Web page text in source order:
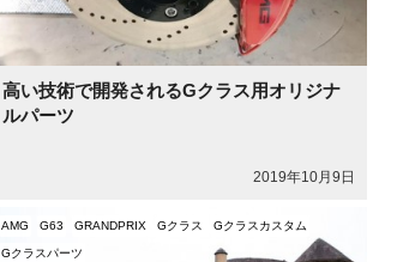
高い技術で開発されるGクラス用オリジナ
ルパーツ
2019年10月9日
AMG G63 GRANDPRIX Gクラス Gクラスカスタム
Gクラスパーツ